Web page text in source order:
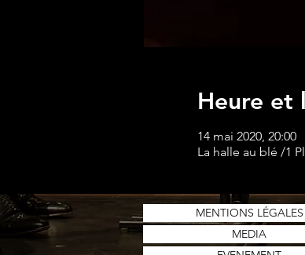
Heure et
14 mai 2020, 20:00
La halle au blé /1
MENTIONS LÉGALES
MEDIA